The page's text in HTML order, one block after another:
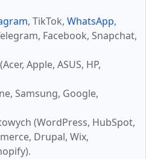
, TikTok, WhatsApp,
Facebook, Snapchat,
Apple, ASUS, HP,
Samsung, Google,
(WordPress, HubSpot,
Drupal, Wix,